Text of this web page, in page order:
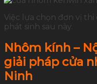
Việc lựa chọn đơn vị
phát sinh sau này.
Nhôm kính –
giải pháp cửa
Ninh